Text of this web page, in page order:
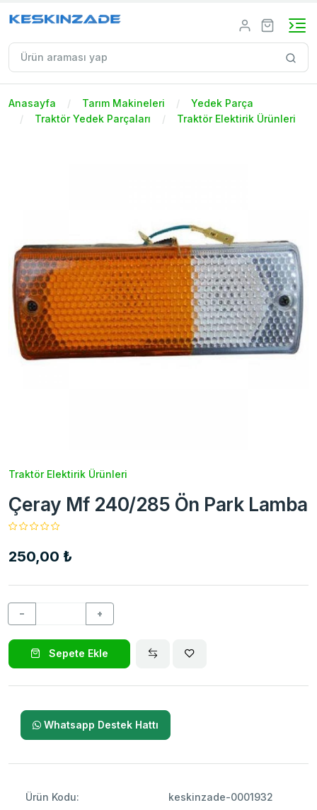
Anasayfa Tarım Makineleri
Yedek Parça
Traktör Yedek Parçaları
Traktör Elektirik Ürünleri
Traktör Elektirik Ürünleri
Çeray Mf 240/285 Ön Park Lamba
250,00 ₺
− +
Sepete Ekle
Whatsapp Destek Hattı
Ürün Kodu: keskinzade-0001932